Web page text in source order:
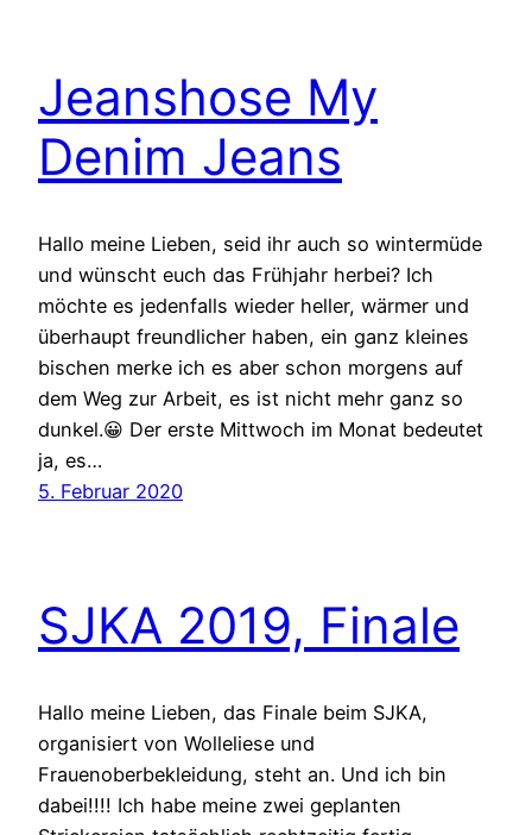
Jeanshose My
Denim Jeans
Hallo meine Lieben, seid ihr auch so wintermüde
und wünscht euch das Frühjahr herbei? Ich
möchte es jedenfalls wieder heller, wärmer und
überhaupt freundlicher haben, ein ganz kleines
bischen merke ich es aber schon morgens auf
dem Weg zur Arbeit, es ist nicht mehr ganz so
dunkel.😀 Der erste Mittwoch im Monat bedeutet
ja, es…
5. Februar 2020
SJKA 2019, Finale
Hallo meine Lieben, das Finale beim SJKA,
organisiert von Wolleliese und
Frauenoberbekleidung, steht an. Und ich bin
dabei!!!! Ich habe meine zwei geplanten